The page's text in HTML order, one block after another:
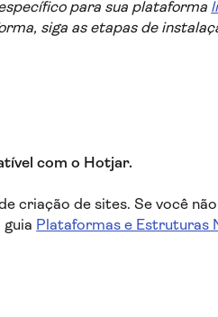
para sua plataforma
siga as etapas de
com o Hotjar.
criação de sites. Se você
Plataformas e Estruturas